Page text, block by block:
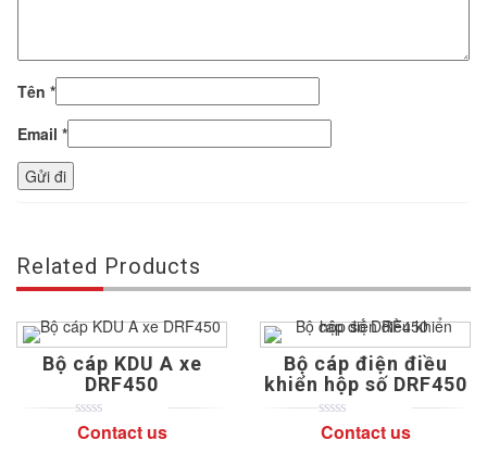
Tên *
Email *
Related Products
Bộ cáp KDU A xe
DRF450
0
out
5
0
Contact us
Bộ cáp điện điều
khiển hộp số DRF450
0
out
5
0
Contact us